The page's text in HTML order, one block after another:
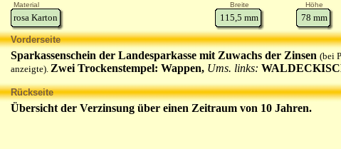
Material Breite Höhe
rosa Karton 115,5 mm 78 mm
Vorderseite
Sparkassenschein der Landesparkasse mit Zuwachs der Zinsen (bei
anzeigte). Zwei Trockenstempel: Wappen, Ums. links:
Rückseite
Übersicht der Verzinsung über einen Zeitraum von 10 Jahren.